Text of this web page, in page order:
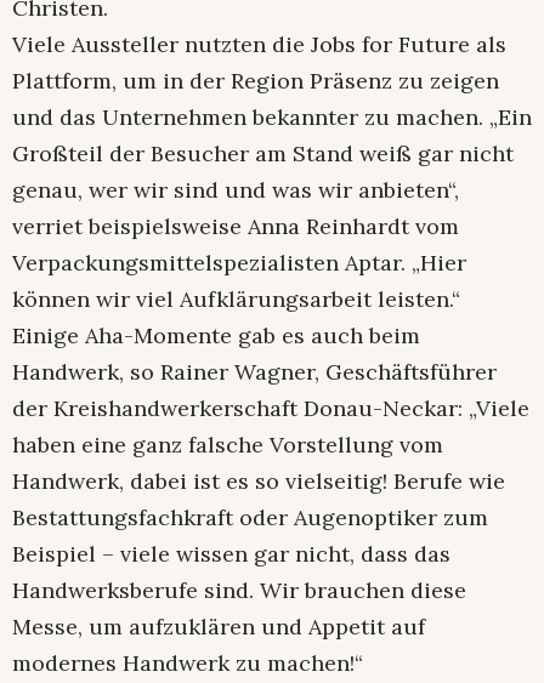
Christen.
Viele Aussteller nutzten die Jobs for Future als
Plattform, um in der Region Präsenz zu zeigen
und das Unternehmen bekannter zu machen. „Ein
Großteil der Besucher am Stand weiß gar nicht
genau, wer wir sind und was wir anbieten“,
verriet beispielsweise Anna Reinhardt vom
Verpackungsmittelspezialisten Aptar. „Hier
können wir viel Aufklärungsarbeit leisten.“
Einige Aha-Momente gab es auch beim
Handwerk, so Rainer Wagner, Geschäftsführer
der Kreishandwerkerschaft Donau-Neckar: „Viele
haben eine ganz falsche Vorstellung vom
Handwerk, dabei ist es so vielseitig! Berufe wie
Bestattungsfachkraft oder Augenoptiker zum
Beispiel – viele wissen gar nicht, dass das
Handwerksberufe sind. Wir brauchen diese
Messe, um aufzuklären und Appetit auf
modernes Handwerk zu machen!“